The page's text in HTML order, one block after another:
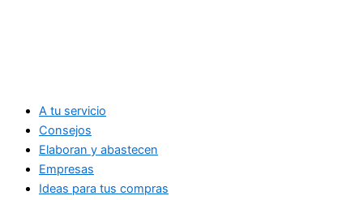
A tu servicio
Consejos
Elaboran y abastecen
Empresas
Ideas para tus compras